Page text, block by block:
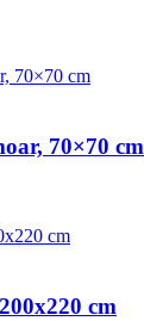
70×70 cm
cm